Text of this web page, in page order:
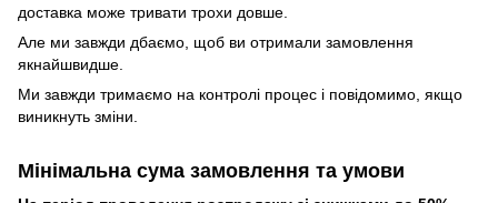
доставка може тривати трохи довше.
Але ми завжди дбаємо, щоб ви отримали замовлення
якнайшвидше.
Ми завжди тримаємо на контролі процес і повідомимо, якщо
виникнуть зміни.
Мінімальна сума замовлення та умови